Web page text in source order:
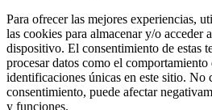
Para ofrecer las mejores experiencias,
las cookies para almacenar y/o acceder
dispositivo. El consentimiento de estas
procesar datos como el
identificaciones únicas en este sitio. No
consentimiento, puede afectar
y funciones.